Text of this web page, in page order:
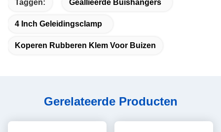
Taggen: Geallieerde Buishangers
4 Inch Geleidingsclamp
Koperen Rubberen Klem Voor Buizen
Gerelateerde Producten